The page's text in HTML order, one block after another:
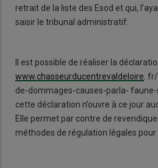
retrait de la liste des Esod et qui,
saisir le tribunal administratif.
Il est possible de réaliser la
www.chasseurducentrevaldeloire .
de-dommages-causes-parla-
cette déclaration n’ouvre à ce jour
Elle permet par contre de
méthodes de régulation légales pour